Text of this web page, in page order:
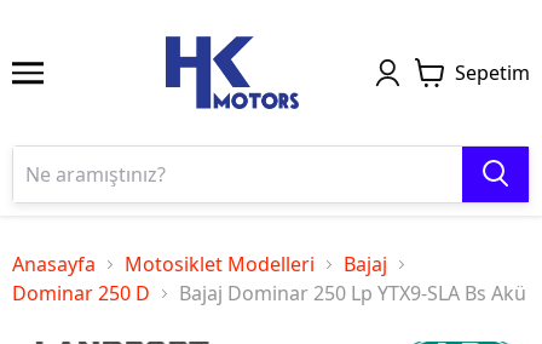
Sepetim
Anasayfa Motosiklet Modelleri
Bajaj
Dominar 250 D
Bajaj Dominar 250 Lp YTX9-SLA Bs Akü